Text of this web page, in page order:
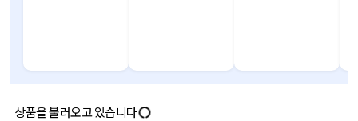
상품을 불러오고 있습니다